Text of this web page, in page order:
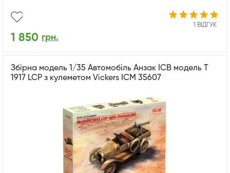
1 ВІДГУК
1 850 грн.
Збірна модель 1/35 Автомобіль Анзак IСВ модель T
1917 LCP з кулеметом Vickers ICM 35607